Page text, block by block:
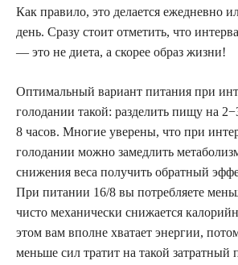
Как правило, это делается ежедневно
день. Сразу стоит отметить, что
— это не диета, а скорее образ жизни!
Оптимальный вариант питания при
голодании такой: разделить пищу на
8 часов. Многие уверены, что при
голодании можно замедлить
снижения веса получить обратный
При питании 16/8 вы потребляете
чисто механически снижается
этом вам вполне хватает энергии,
меньше сил тратит на такой затратный